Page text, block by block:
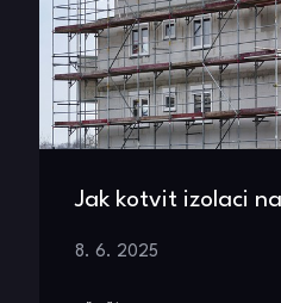
Jak kotvit izolaci
8. 6. 2025